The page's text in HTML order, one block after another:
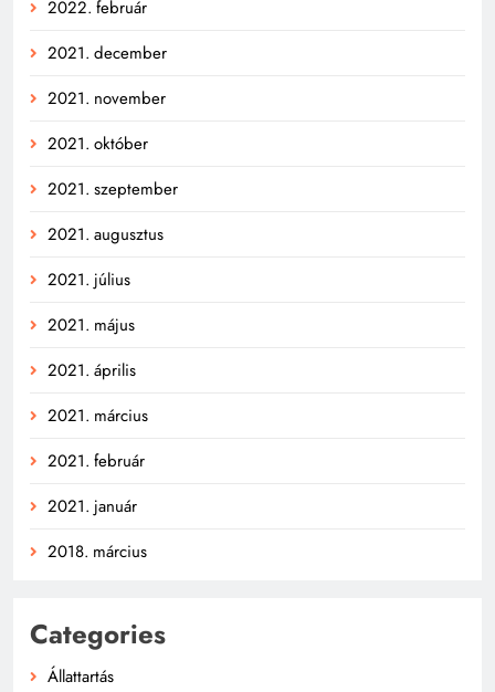
2022. február
2021. december
2021. november
2021. október
2021. szeptember
2021. augusztus
2021. július
2021. május
2021. április
2021. március
2021. február
2021. január
2018. március
Categories
Állattartás